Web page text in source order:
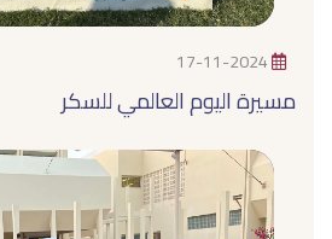
17-11-2024
مسيرة اليوم العالمي للسكر